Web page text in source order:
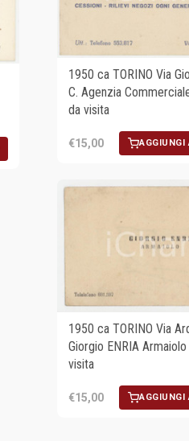
1950 ca TORINO Via
C. Agenzia
da visita
€15,00 AGGIUNGI
1950 ca TORINO Via
Giorgio ENRIA
visita
€15,00 AGGIUNGI